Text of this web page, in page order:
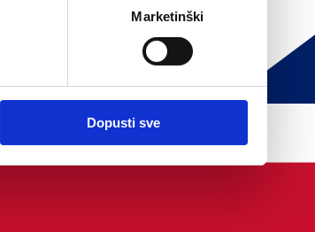
Marketinški
Dopusti sve